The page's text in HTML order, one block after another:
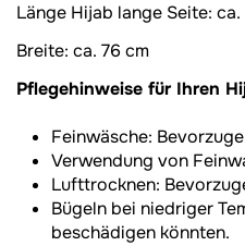
Länge Hijab lange Seite: ca.
Breite: ca. 76 cm
Pflegehinweise für Ihren
Feinwäsche:
Verwendung von
Lufttrocknen:
Bügeln bei niedriger
beschädigen könnten.